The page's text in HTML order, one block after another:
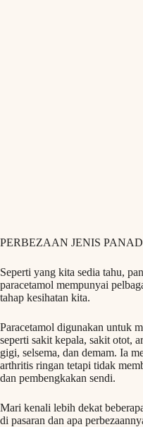
PERBEZAAN JENIS
Seperti yang kita sedia tahu,
paracetamol mempunyai
tahap kesihatan kita.
Paracetamol digunakan untuk
seperti sakit kepala, sakit otot,
gigi, selsema, dan demam. Ia
arthritis ringan tetapi tidak
dan pembengkakan sendi.
Mari kenali lebih dekat
di pasaran dan apa